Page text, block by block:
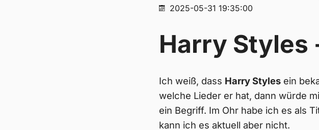
2025-05-31 19:35:00
Harry Styles
Ich weiß, dass Harry Styles ein
welche Lieder er hat, dann würde
ein Begriff. Im Ohr habe ich es als
kann ich es aktuell aber nicht.